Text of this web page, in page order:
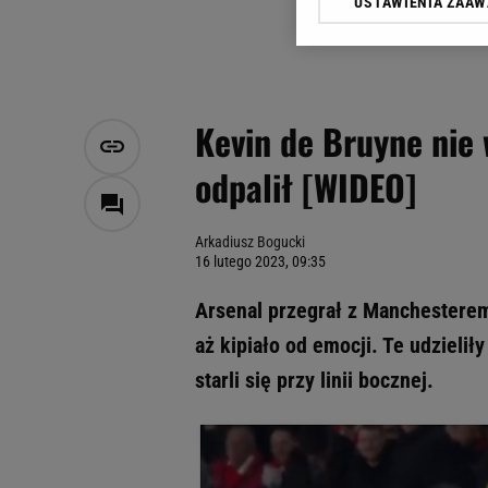
Kevin de Bruyne
odpalił [WIDEO]
Arkadiusz Bogucki
16 lutego 2023, 09:35
Arsenal przegrał z
aż kipiało od emocji. Te
starli się przy linii bocznej.
Klikając „Akceptuję”
Zaufanych Partnerów i
My, nasi Zaufani
Użycie dokładnych
Przechowywanie